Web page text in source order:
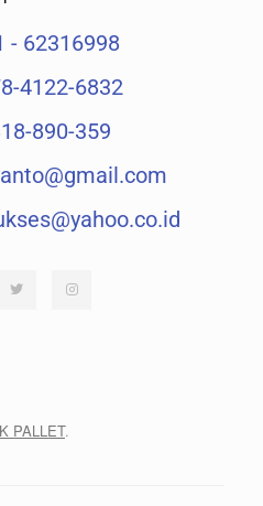
- 62316998
4122-6832
890-359
PALLET.